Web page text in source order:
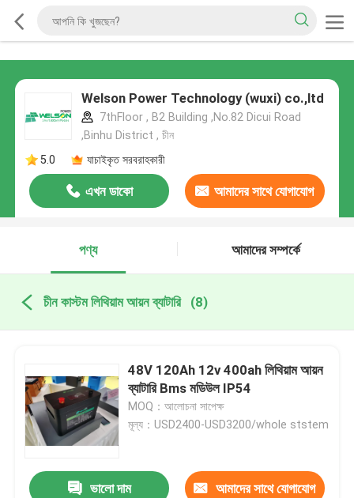
Welson Power Technology (wuxi) co.,ltd
7thFloor , B2 Building ,No.82 Dicui Road
,Binhu District , চীন
5.0
যাচাইকৃত সরবরাহকারী
এখন ডাকো আমাদের সাথে যোগাযোগ
পণ্য
আমাদের সম্পর্কে
চীন কাস্টম লিথিয়াম আয়ন ব্যাটারি (8)
48V 120Ah 12v 400ah লিথিয়াম আয়ন
ব্যাটারি Bms মডিউল IP54
MOQ：আলোচনা সাপেক্ষ
মূল্য：USD2400-USD3200/whole ststem
ভালো দাম আমাদের সাথে যোগাযোগ